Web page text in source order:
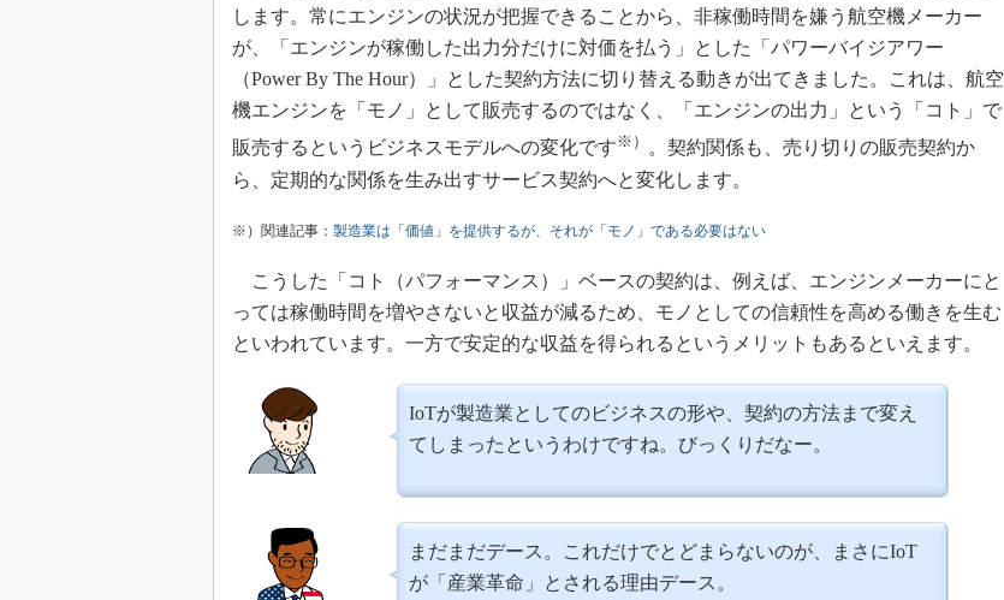
します。常にエンジンの状況が把握できることから、非稼働時間を嫌う航空機メーカー
が、「エンジンが稼働した出力分だけに対価を払う」とした「パワーバイジアワー
（Power By The Hour）」とした契約方法に切り替える動きが出てきました。これは、航空
機エンジンを「モノ」として販売するのではなく、「エンジンの出力」という「コト」で
販売するというビジネスモデルへの変化です ※） 。契約関係も、売り切りの販売契約か
ら、定期的な関係を生み出すサービス契約へと変化します。
※）関連記事： 製造業は「価値」を提供するが、それが「モノ」である必要はない
こうした「コト（パフォーマンス）」ベースの契約は、例えば、エンジンメーカーにと
っては稼働時間を増やさないと収益が減るため、モノとしての信頼性を高める働きを生む
といわれています。一方で安定的な収益を得られるというメリットもあるといえます。
IoTが製造業としてのビジネスの形や、契約の方法まで変え
てしまったというわけですね。びっくりだなー。
まだまだデース。これだけでとどまらないのが、まさにIoT
が「産業革命」とされる理由デース。